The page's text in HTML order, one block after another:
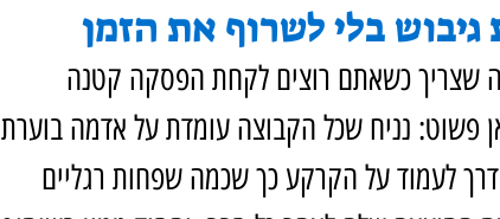
בלי לשרוף את הזמן
שצריך כשאתם רוצים לקחת הפסקה קטנה
פשוט: נניח שכל הקבוצה עומדת על אדמה בוערת
לעמוד על הקרקע כך שכמה שפחות רגליים